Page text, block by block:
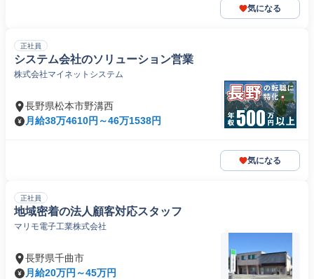
気になる
正社員
システム会社のソリューション営業
株式会社マイネットシステム
長野県松本市野溝西
月給38万4610円～46万1538円
気になる
正社員
地域密着の法人顧客対応スタッフ
マリモ電子工業株式会社
長野県千曲市
月給20万円～45万円